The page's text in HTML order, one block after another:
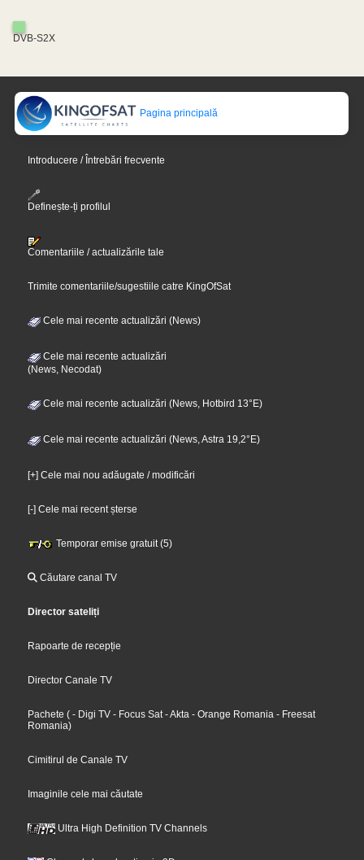
DVB-S2X
Pagina principală
Introducere / Întrebări frecvente
Definește-ți profilul
Comentariile / actualizările tale
Trimite comentariile/sugestiile catre KingOfSat
Cele mai recente actualizări (News)
Cele mai recente actualizări
(News, Necodat)
Cele mai recente actualizări (News, Hotbird 13°E)
Cele mai recente actualizări (News, Astra 19,2°E)
[+] Cele mai nou adăugate / modificări
[-] Cele mai recent șterse
Temporar emise gratuit (5)
Căutare canal TV
Director sateliți
Rapoarte de recepție
Director Canale TV
Pachete (- Digi TV - Focus Sat- Akta - Orange Romania - Freesat
Romania)
Cimitirul de Canale TV
Imaginile cele mai căutate
Ultra High Definition TV Channels